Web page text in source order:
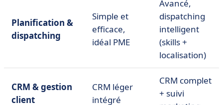
Planification &
dispatching
Simple et
efficace,
idéal PME
Avancé,
dispatching
intelligent
(skills +
localisation)
CRM & gestion
client
CRM léger
intégré
CRM complet
+ suivi